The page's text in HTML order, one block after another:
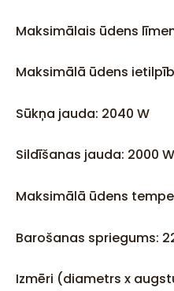
Maksimālais ūdens
Maksimālā ūdens
Sūkņa jauda: 2040 W
Sildīšanas jauda: 2000 W
Maksimālā ūdens
Barošanas spriegums:
Izmēri (diametrs x